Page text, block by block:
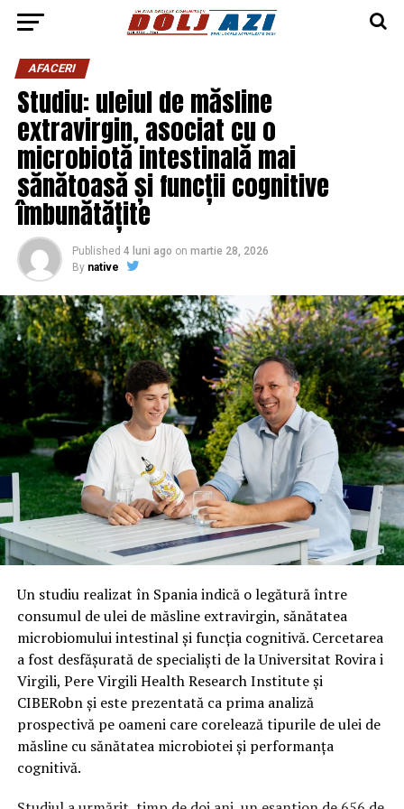
AFACERI
Studiu: uleiul de măsline
extravirgin, asociat cu o
microbiotă intestinală mai
sănătoasă și funcții cognitive
îmbunătățite
Published 4 luni ago on martie 28, 2026
By native
Un studiu realizat în Spania indică o legătură între
consumul de ulei de măsline extravirgin, sănătatea
microbiomului intestinal și funcția cognitivă. Cercetarea
a fost desfășurată de specialiști de la Universitat Rovira i
Virgili, Pere Virgili Health Research Institute și
CIBERobn și este prezentată ca prima analiză
prospectivă pe oameni care corelează tipurile de ulei de
măsline cu sănătatea microbiotei și performanța
cognitivă.